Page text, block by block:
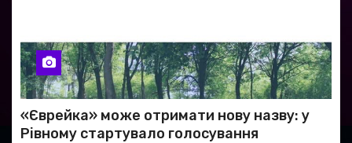
«Єврейка» може отримати нову назву: у
Рівному стартувало голосування